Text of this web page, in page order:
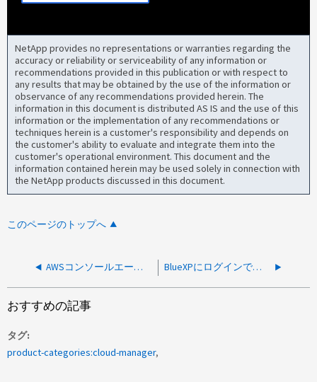
NetApp provides no representations or warranties regarding the
accuracy or reliability or serviceability of any information or
recommendations provided in this publication or with respect to
any results that may be obtained by the use of the information or
observance of any recommendations provided herein. The
information in this document is distributed AS IS and the use of this
information or the implementation of any recommendations or
techniques herein is a customer's responsibility and depends on
the customer's ability to evaluate and integrate them into the
customer's operational environment. This document and the
information contained herein may be used solely in connection with
the NetApp products discussed in this document.
このページのトップへ
AWSコンソールエージェントを手動でインストールした後、エージェントUIをロードできません BlueXPにログインできない （不明エラー）
おすすめの記事
タグ
product-categories:cloud-manager